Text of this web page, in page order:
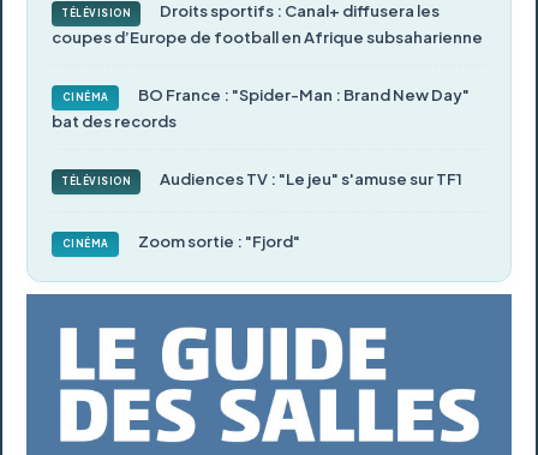
TÉLÉVISION
Droits sportifs : Canal+ diffusera les
coupes d’Europe de football en Afrique subsaharienne
CINÉMA
BO France : "Spider-Man : Brand New Day"
bat des records
TÉLÉVISION Audiences TV : "Le jeu" s'amuse sur TF1
CINÉMA Zoom sortie : "Fjord"